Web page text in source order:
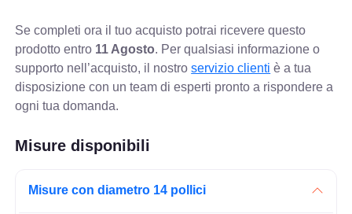
Se completi ora il tuo acquisto potrai ricevere questo
prodotto entro 11 Agosto. Per qualsiasi informazione o
supporto nell’acquisto, il nostroservizio clienti è a tua
disposizione con un team di esperti pronto a rispondere a
ogni tua domanda.
Misure disponibili
Misure con diametro 14 pollici